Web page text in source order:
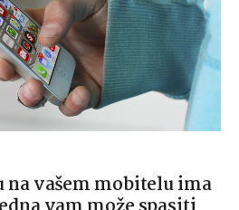
na vašem mobitelu ima